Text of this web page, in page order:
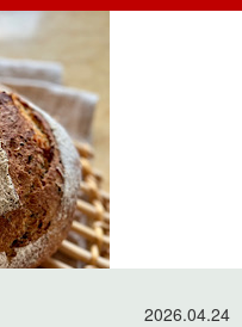
2026.04.24